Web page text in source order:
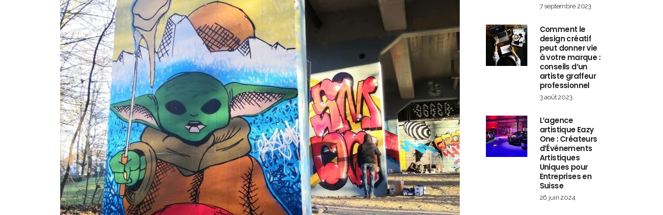
7 septembre 2023
Comment le
design créatif
peut donner vie
à votre marque :
conseils d’un
artiste graffeur
professionnel
3 août 2023
L’agence
artistique Eazy
One : Créateurs
d’Événements
Artistiques
Uniques pour
Entreprises en
Suisse
26 juin 2024